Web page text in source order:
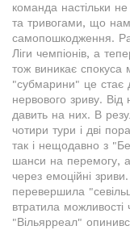
команда настільки
та тривогами, що
самопошкодження.
Ліги чемпіонів, а
тож виникає спокуса
"субмарини" це стає
нервового зриву.
давить на них. В
чотири тури і дві
так і нещодавно з
шанси на перемогу,
через емоційні
перевершила
втратила можливості
"Вільярреал"